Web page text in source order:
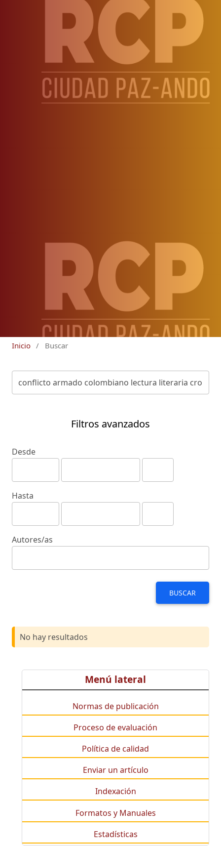
Inicio / Buscar
Filtros avanzados
Desde
Hasta
Autores/as
BUSCAR
No hay resultados
Menú lateral
Normas de publicación
Proceso de evaluación
Política de calidad
Enviar un artículo
Indexación
Formatos y Manuales
Estadísticas